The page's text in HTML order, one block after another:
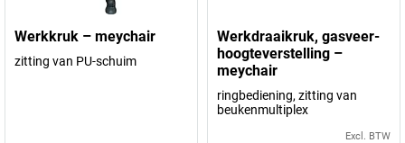
Werkkruk – meychair
zitting van PU-schuim
Werkdraaikruk, gasveer-
hoogteverstelling –
meychair
ringbediening, zitting van
beukenmultiplex
Excl. BTW